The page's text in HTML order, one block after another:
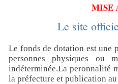
MISE
Le site
Le fonds de dotation est une
personnes physiques ou
indéterminée.La peronnalité
la préfecture et publication